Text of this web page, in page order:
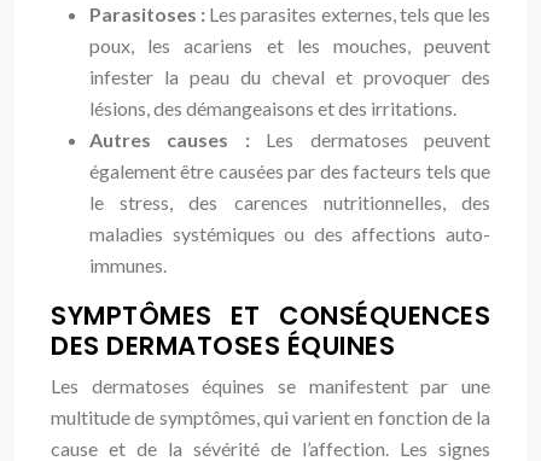
Parasitoses : Les parasites externes, tels que les
poux, les acariens et les mouches, peuvent
infester la peau du cheval et provoquer des
lésions, des démangeaisons et des irritations.
Autres causes : Les dermatoses peuvent
également être causées par des facteurs tels que
le stress, des carences nutritionnelles, des
maladies systémiques ou des affections auto-
immunes.
SYMPTÔMES ET CONSÉQUENCES
DES DERMATOSES ÉQUINES
Les dermatoses équines se manifestent par une
multitude de symptômes, qui varient en fonction de la
cause et de la sévérité de l’affection. Les signes